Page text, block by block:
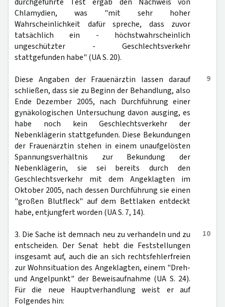
Chlamydien, was "mit sehr hoher
Wahrscheinlichkeit dafür spreche, dass zuvor
tatsächlich ein - höchstwahrscheinlich
ungeschützter - Geschlechtsverkehr
stattgefunden habe" (UA S. 20).
9
Diese Angaben der Frauenärztin lassen darauf
schließen, dass sie zu Beginn der Behandlung, also
Ende Dezember 2005, nach Durchführung einer
gynäkologischen Untersuchung davon ausging, es
habe noch kein Geschlechtsverkehr der
Nebenklägerin stattgefunden. Diese Bekundungen
der Frauenärztin stehen in einem unaufgelösten
Spannungsverhältnis zur Bekundung der
Nebenklägerin, sie sei bereits durch den
Geschlechtsverkehr mit dem Angeklagten im
Oktober 2005, nach dessen Durchführung sie einen
"großen Blutfleck" auf dem Bettlaken entdeckt
habe, entjungfert worden (UA S. 7, 14).
10
3. Die Sache ist demnach neu zu verhandeln und zu
entscheiden. Der Senat hebt die Feststellungen
insgesamt auf, auch die an sich rechtsfehlerfreien
zur Wohnsituation des Angeklagten, einem "Dreh-
und Angelpunkt" der Beweisaufnahme (UA S. 24).
Für die neue Hauptverhandlung weist er auf
Folgendes hin: